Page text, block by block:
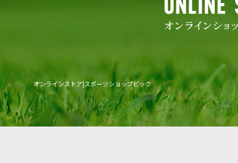
オンラインストア|スポーツショップビック